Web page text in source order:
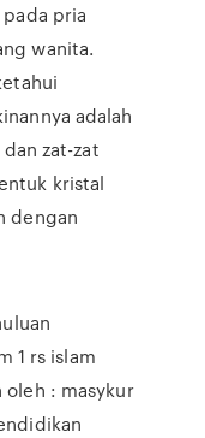
pria
wanita.
adalah
zat-zat
kristal
dengan
1 rs islam
oleh : masykur